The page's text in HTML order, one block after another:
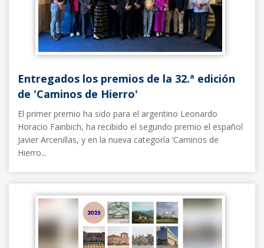
Entregados los premios de la 32.ª edición
de 'Caminos de Hierro'
El primer premio ha sido para el argentino Leonardo
Horacio Fainbich, ha recibido el segundo premio el español
Javier Arcenillas, y en la nueva categoría ‘Caminos de
Hierro...